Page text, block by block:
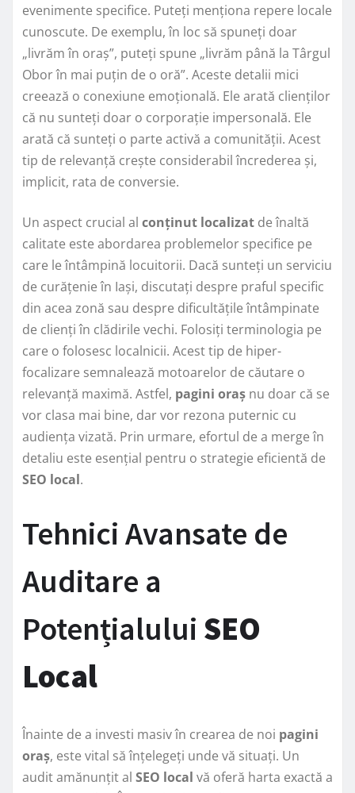
evenimente specifice. Puteți menționa repere locale
cunoscute. De exemplu, în loc să spuneți doar
„livrăm în oraș”, puteți spune „livrăm până la Târgul
Obor în mai puțin de o oră”. Aceste detalii mici
creează o conexiune emoțională. Ele arată clienților
că nu sunteți doar o corporație impersonală. Ele
arată că sunteți o parte activă a comunității. Acest
tip de relevanță crește considerabil încrederea și,
implicit, rata de conversie.
Un aspect crucial al conținut localizat de înaltă
calitate este abordarea problemelor specifice pe
care le întâmpină locuitorii. Dacă sunteți un serviciu
de curățenie în Iași, discutați despre praful specific
din acea zonă sau despre dificultățile întâmpinate
de clienți în clădirile vechi. Folosiți terminologia pe
care o folosesc localnicii. Acest tip de hiper-
focalizare semnalează motoarelor de căutare o
relevanță maximă. Astfel, pagini oraș nu doar că se
vor clasa mai bine, dar vor rezona puternic cu
audiența vizată. Prin urmare, efortul de a merge în
detaliu este esențial pentru o strategie eficientă de
SEO local.
Tehnici Avansate de
Auditare a
Potențialului SEO
Local
Înainte de a investi masiv în crearea de noi pagini
oraș, este vital să înțelegeți unde vă situați. Un
audit amănunțit al SEO local vă oferă harta exactă a